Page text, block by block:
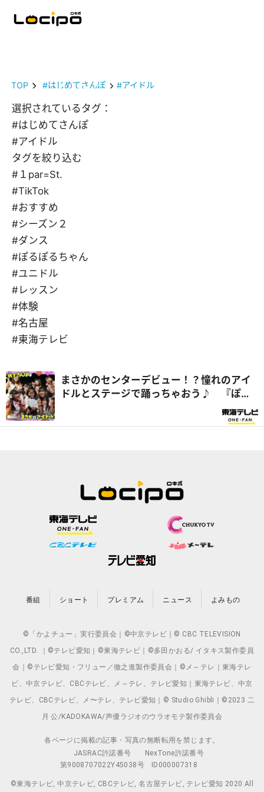
TOP #はじめてさんぽ #アイドル
選択されているタグ：
#はじめてさんぽ
#アイドル
タグを絞り込む
#１par=St.
#TikTok
#おすすめ
#シーズン２
#ダンス
#ぽるぽるちゃん
#ユニドル
#レッスン
#体験
#名古屋
#東海テレビ
まさかのセンターデビュー！？憧れのアイ
ドルとステージで踊っちゃおう♪ 『ぽる
番組 ショート プレミアム ニュース よみもの
©「かよチュー」実行委員会｜©中京テレビ｜© CBC TELEVISION
CO.,LTD. ｜©テレビ愛知｜©東海テレビ｜©多田かおる/ イタキス製作委員
会｜©テレビ愛知・フリュー／徹之進製作委員会｜©メ～テレ｜東海テレ
ビ、中京テレビ、CBCテレビ、メ～テレ、テレビ愛知｜東海テレビ、中京
テレビ、CBCテレビ、メ〜テレ、テレビ愛知｜© Studio Ghibli｜©2023 二
月 公/KADOKAWA/声優ラジオのウラオモテ製作委員会
各ページに掲載の記事・写真の無断転用を禁じます。
JASRAC許諾番号
NexTone許諾番号
第9008707022Y45038号
ID000007318
©東海テレビ, 中京テレビ, CBCテレビ, 名古屋テレビ, テレビ愛知 2020 All